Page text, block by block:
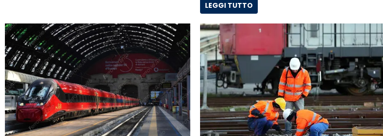
LEGGI TUTTO